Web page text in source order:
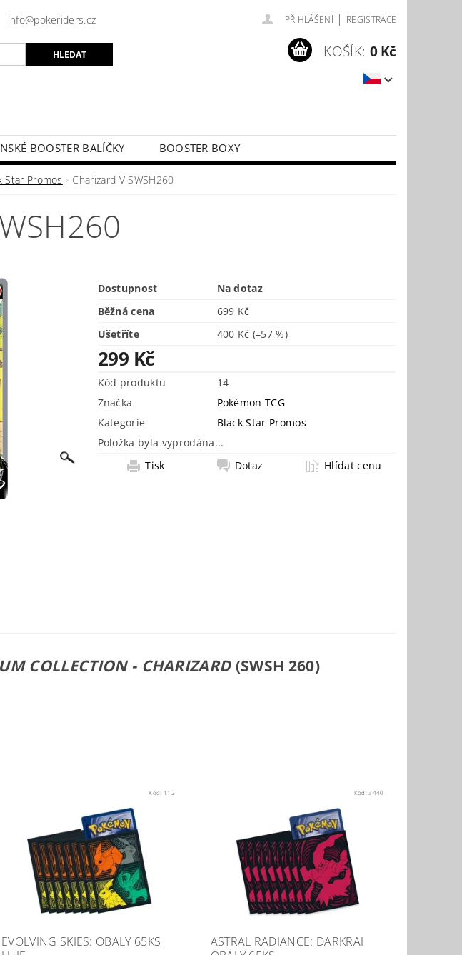
info@pokeriders.cz PŘIHLÁŠENÍ | REGISTRACE
KOŠÍK: 0 Kč
BOOSTER BALÍČKY
BOOSTER BOXY
KARTY HOTOVÉ BALÍČKY
Star Promos Charizard V SWSH260
Dostupnost
Na dotaz
Běžná cena
699 Kč
Ušetříte
400 Kč (–57 %)
299 Kč
Kód produktu
14
Značka
Pokémon TCG
Kategorie
Black Star Promos
Položka byla vyprodána...
Tisk
Dotaz Hlídat cenu
COLLECTION - CHARIZARD (SWSH 260)
Kód: 112
EVOLVING SKIES: OBALY 65KS
Kód:3440
ASTRAL RADIANCE: DARKRAI